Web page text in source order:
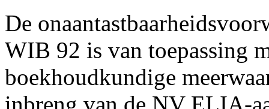
De
WIB 92 is van toepassing
boekhoudkundige